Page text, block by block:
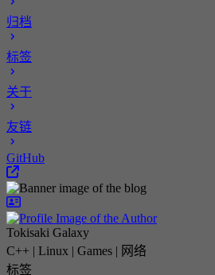
归档
标签
关于
友链
GitHub
Tokisaki Galaxy
C++ | Linux | Games | 网络
标签